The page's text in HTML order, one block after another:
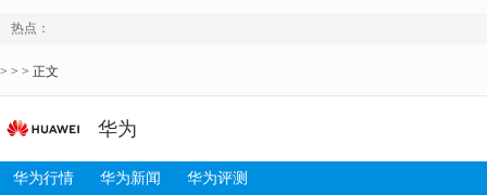
热点：
> > > 正文
华为
华为行情 华为新闻 华为评测